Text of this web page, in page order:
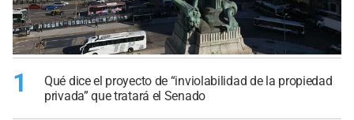
1
Qué dice el proyecto de “inviolabilidad de la propiedad
privada” que tratará el Senado